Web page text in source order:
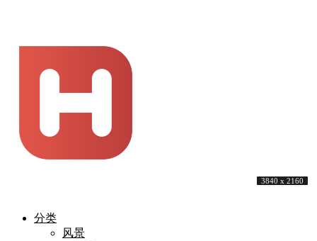
分类
风景
3840 x 2160
4268 x 2401
3840 x 2160
3840 x 2160
4579 x 2616
3840 x 2160
3840 x 2160
3840 x 2160
3840 x 2160
3840 x 2160